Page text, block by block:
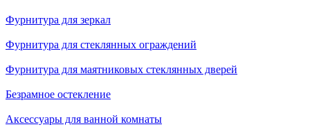
Фурнитура для зеркал
Фурнитура для стеклянных ограждений
Фурнитура для маятниковых стеклянных дверей
Безрамное остекление
Аксессуары для ванной комнаты